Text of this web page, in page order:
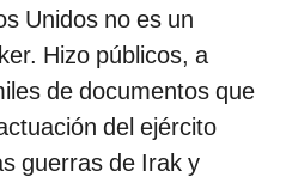
Unidos no es un
Hizo públicos, a
de documentos que
del ejército
guerras de Irak y